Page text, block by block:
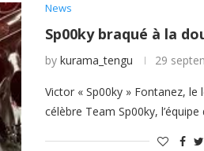
News
Sp00ky braqué à la
by kurama_tengu 29
Victor « Sp00ky » Fontanez,
célèbre Team Sp00ky,